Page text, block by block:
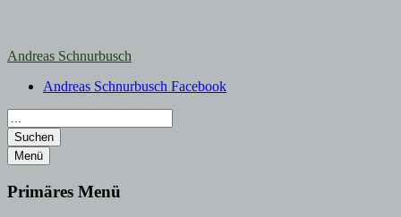
Andreas Schnurbusch
Andreas Schnurbusch Facebook
Suchen
Menü
Primäres Menü